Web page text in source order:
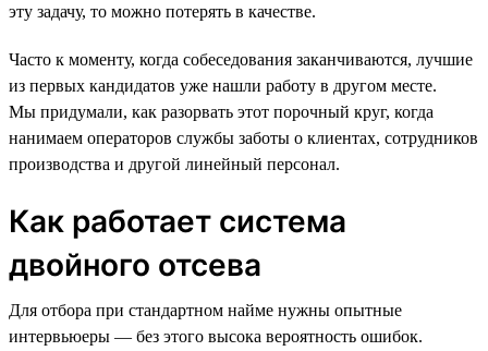
эту задачу, то можно потерять в качестве.
Часто к моменту, когда собеседования заканчиваются, лучшие
из первых кандидатов уже нашли работу в другом месте.
Мы придумали, как разорвать этот порочный круг, когда
нанимаем операторов службы заботы о клиентах, сотрудников
производства и другой линейный персонал.
Как работает система
двойного отсева
Для отбора при стандартном найме нужны опытные
интервьюеры — без этого высока вероятность ошибок.